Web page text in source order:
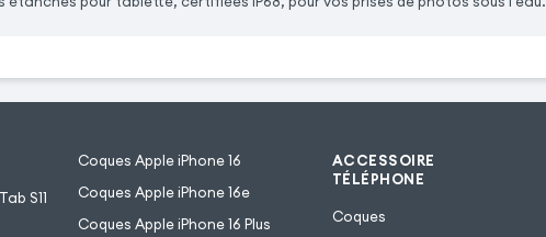
S11
Coques Apple iPhone 16
Coques Apple iPhone 16e
Coques Apple iPhone 16 Plus
ACCESSOIRE
TÉLÉPHONE
Coques